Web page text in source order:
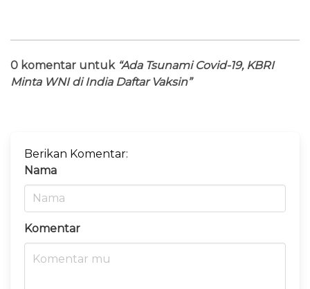
0 komentar untuk “Ada Tsunami Covid-19, KBRI
Minta WNI di India Daftar Vaksin”
Berikan Komentar:
Nama
Komentar